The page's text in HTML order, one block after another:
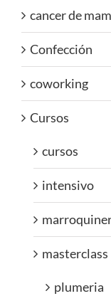
cancer de
Confección
coworking
Cursos
cursos
intensivo
masterclass
plumeria